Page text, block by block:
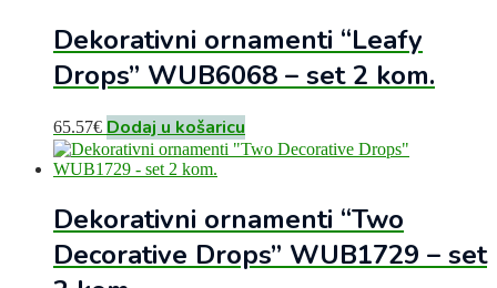
Dekorativni ornamenti “Leafy
Drops” WUB6068 – set 2 kom.
65.57€ Dodaj u košaricu
Dekorativni ornamenti “Two
Decorative Drops” WUB1729 – set